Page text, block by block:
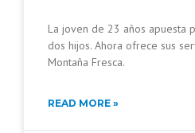
La joven de 23 años apuesta
dos hijos. Ahora ofrece sus
Montaña Fresca.
READ MORE »